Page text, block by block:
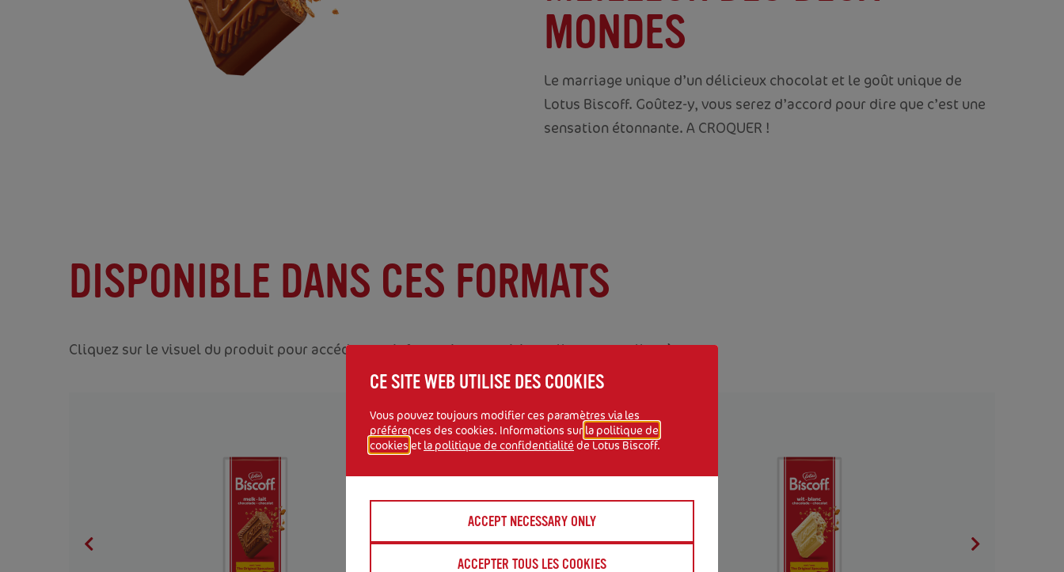
MONDES
Le marriage unique d’un délicieux chocolat et le goût unique de
Lotus Biscoff. Goûtez-y, vous serez d’accord pour dire que c’est une
sensation étonnante. A CROQUER !
DISPONIBLE DANS CES FORMATS
Cliquez sur le visuel du produit pour accéder aux informations nutritionnelles et aux allergènes.
CE SITE WEB UTILISE DES COOKIES
Vous pouvez toujours modifier ces paramètres via les
préférences des cookies. Informations sur la politique de
cookies et la politique de confidentialité de Lotus Biscoff.
ACCEPT NECESSARY ONLY
ACCEPTER TOUS LES COOKIES